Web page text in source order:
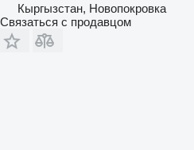
Кыргызстан, Новопокровка
Связаться с продавцом